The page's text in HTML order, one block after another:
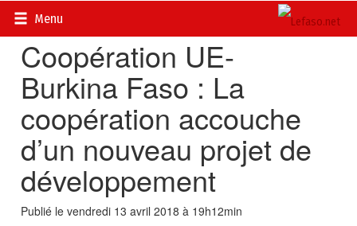
Menu
Accueil> Finances publiques
Coopération UE-
Burkina Faso : La
coopération accouche
d’un nouveau projet de
développement
Publié le vendredi 13 avril 2018 à 19h12min